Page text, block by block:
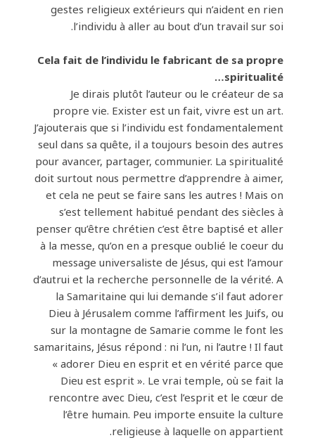
gestes religieux extérieurs qui n’aident en rien
l’individu à aller au bout d’un travail sur soi.
Cela fait de l’individu le fabricant de sa propre
spiritualité…
Je dirais plutôt l’auteur ou le créateur de sa
propre vie. Exister est un fait, vivre est un art.
J’ajouterais que si l’individu est fondamentalement
seul dans sa quête, il a toujours besoin des autres
pour avancer, partager, communier. La spiritualité
doit surtout nous permettre d’apprendre à aimer,
et cela ne peut se faire sans les autres ! Mais on
s’est tellement habitué pendant des siècles à
penser qu’être chrétien c’est être baptisé et aller
à la messe, qu’on en a presque oublié le coeur du
message universaliste de Jésus, qui est l’amour
d’autrui et la recherche personnelle de la vérité. A
la Samaritaine qui lui demande s’il faut adorer
Dieu à Jérusalem comme l’affirment les Juifs, ou
sur la montagne de Samarie comme le font les
samaritains, Jésus répond : ni l’un, ni l’autre ! Il faut
« adorer Dieu en esprit et en vérité parce que
Dieu est esprit ». Le vrai temple, où se fait la
rencontre avec Dieu, c’est l’esprit et le cœur de
l’être humain. Peu importe ensuite la culture
religieuse à laquelle on appartient.